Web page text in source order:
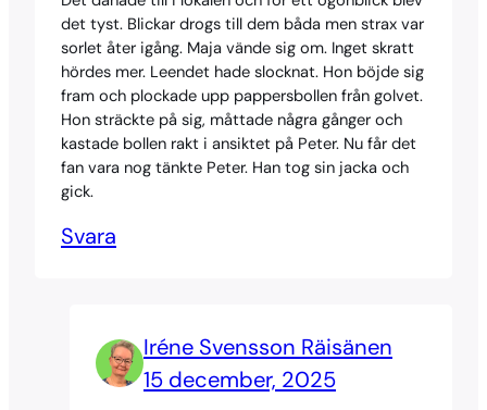
det tyst. Blickar drogs till dem båda men strax var
sorlet åter igång. Maja vände sig om. Inget skratt
hördes mer. Leendet hade slocknat. Hon böjde sig
fram och plockade upp pappersbollen från golvet.
Hon sträckte på sig, måttade några gånger och
kastade bollen rakt i ansiktet på Peter. Nu får det
fan vara nog tänkte Peter. Han tog sin jacka och
gick.
Svara
Iréne Svensson Räisänen
15 december, 2025